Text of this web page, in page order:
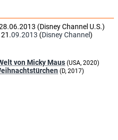
(Disney Channel U.S.)
21.09.2013 (Disney Channel)
von Micky Maus (USA, 2020)
(D, 2017)